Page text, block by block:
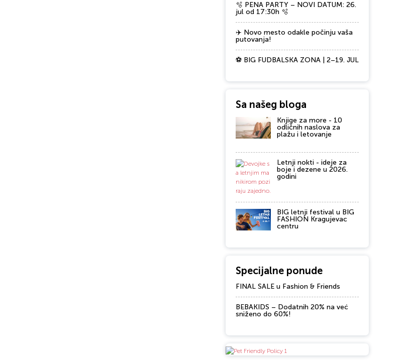
🫧 PENA PARTY – NOVI DATUM: 26.
jul od 17:30h 🫧
✈️ Novo mesto odakle počinju vaša
putovanja!
⚽ BIG FUDBALSKA ZONA | 2–19. JUL
Sa našeg bloga
Knjige za more - 10
odličnih naslova za
plažu i letovanje
Letnji nokti - ideje za
boje i dezene u 2026.
godini
BIG letnji festival u BIG
FASHION Kragujevac
centru
Specijalne ponude
FINAL SALE u Fashion & Friends
BEBAKIDS – Dodatnih 20% na već
sniženo do 60%!